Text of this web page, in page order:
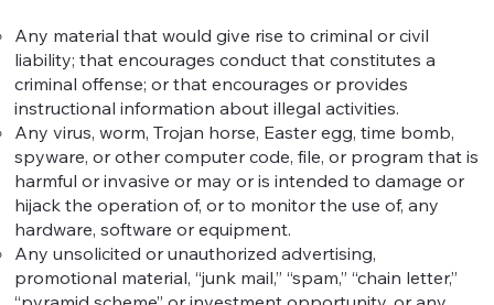
Any material that would give rise to criminal or civil
liability; that encourages conduct that constitutes a
criminal offense; or that encourages or provides
instructional information about illegal activities.
Any virus, worm, Trojan horse, Easter egg, time bomb,
spyware, or other computer code, file, or program that is
harmful or invasive or may or is intended to damage or
hijack the operation of, or to monitor the use of, any
hardware, software or equipment.
Any unsolicited or unauthorized advertising,
promotional material, “junk mail,” “spam,” “chain letter,”